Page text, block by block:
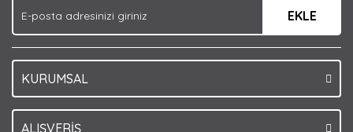
Bu ürüne benzer farklı alternatifler olmalı.
EKLE
KURUMSAL
ALIŞVERİŞ